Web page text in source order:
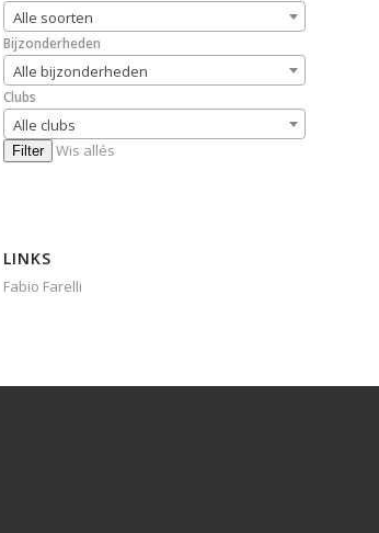
Alle soorten
Bijzonderheden
Alle bijzonderheden
Clubs
Alle clubs
Filter Wis allés
LINKS
Fabio Farelli